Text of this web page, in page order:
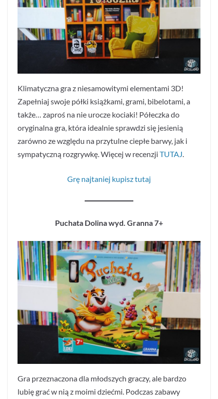
Klimatyczna gra z niesamowitymi elementami 3D!
Zapełniaj swoje półki książkami, grami, bibelotami, a
także… zaproś na nie urocze kociaki! Półeczka do
oryginalna gra, która idealnie sprawdzi się jesienią
zarówno ze względu na przytulne ciepłe barwy, jak i
sympatyczną rozgrywkę. Więcej w recenzji TUTAJ.
Grę najtaniej kupisz tutaj
Puchata Dolina wyd. Granna 7+
Gra przeznaczona dla młodszych graczy, ale bardzo
lubię grać w nią z moimi dziećmi. Podczas zabawy